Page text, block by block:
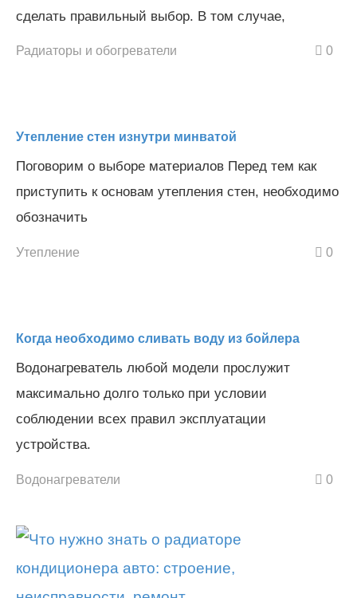
сделать правильный выбор. В том случае,
Радиаторы и обогреватели 0
Утепление стен изнутри минватой
Поговорим о выборе материалов Перед тем как
приступить к основам утепления стен, необходимо
обозначить
Утепление 0
Когда необходимо сливать воду из бойлера
Водонагреватель любой модели прослужит
максимально долго только при условии
соблюдении всех правил эксплуатации
устройства.
Водонагреватели 0